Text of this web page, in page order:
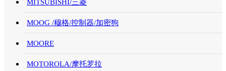
MITSUBISHI/三菱
MOOG /穆格/控制器/加密狗
MOORE
MOTOROLA/摩托罗拉